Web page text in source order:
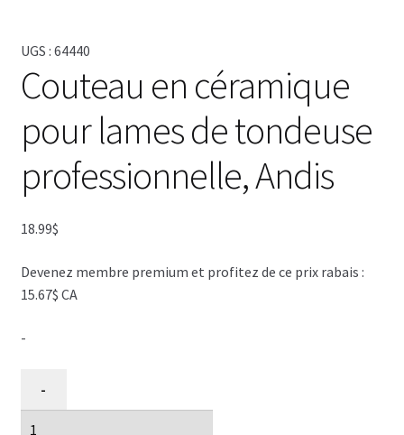
VENTES
UGS : 64440
Couteau en céramique
pour lames de tondeuse
professionnelle, Andis
18.99$
Devenez membre premium et profitez de ce prix rabais :
15.67$ CA
-
Couteau
-